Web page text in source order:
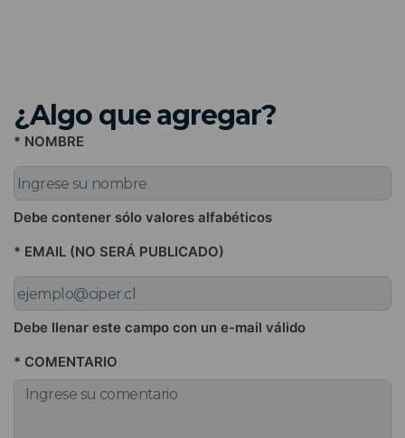
¿Algo que agregar?
* NOMBRE
Debe contener sólo valores alfabéticos
* EMAIL (NO SERÁ PUBLICADO)
Debe llenar este campo con un e-mail válido
* COMENTARIO